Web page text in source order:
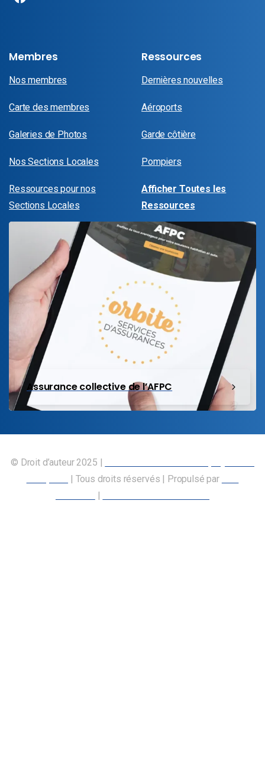
Membres
Nos membres
Carte des membres
Galeries de Photos
Nos Sections Locales
Ressources pour nos
Sections Locales
Ressources
Dernières nouvelles
Aéroports
Garde côtière
Pompiers
Afficher Toutes les
Ressources
Assurance collective de l’AFPC
© Droit d’auteur 2025 |
| Tous droits réservés | Propulsé par
|